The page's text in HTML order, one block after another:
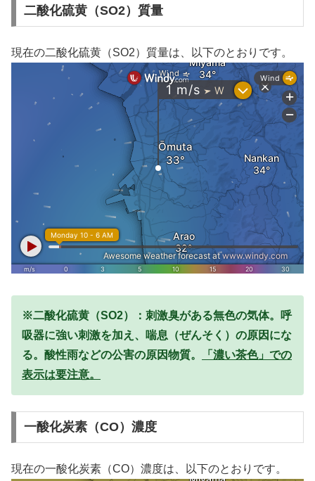
二酸化硫黄（SO2）質量
現在の二酸化硫黄（SO2）質量は、以下のとおりです。
※二酸化硫黄（SO2）：刺激臭がある無色の気体。呼
吸器に強い刺激を加え、喘息（ぜんそく）の原因にな
る。酸性雨などの公害の原因物質。
「濃い茶色」での
表示は要注意。
一酸化炭素（CO）濃度
現在の一酸化炭素（CO）濃度は、以下のとおりです。